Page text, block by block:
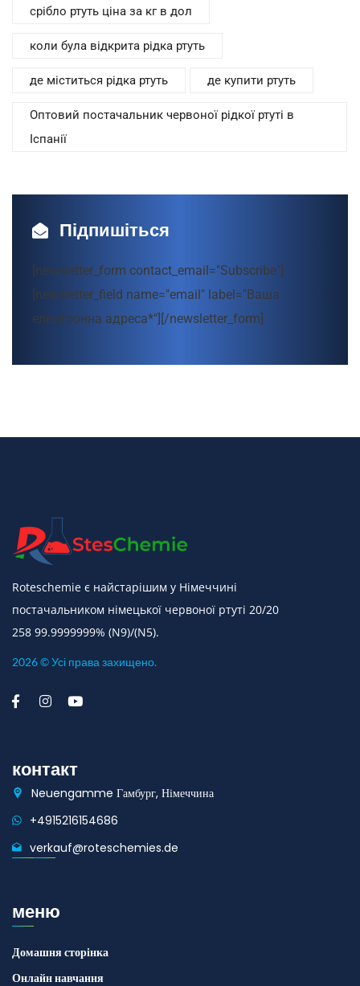
срібло ртуть ціна за кг в дол
коли була відкрита рідка ртуть
де міститься рідка ртуть де купити ртуть
Оптовий постачальник червоної рідкої ртуті в
Іспанії
Підпишіться
[newsletter_form contact_email="Subscribe"]
[newsletter_field name="email" label="Ваша
електронна адреса*"][/newsletter_form]
Roteschemie є найстарішим у Німеччині
постачальником німецької червоної ртуті 20/20
258 99.9999999% (N9)/(N5).
2026 © Усі права захищено.
контакт
Neuengamme Гамбург, Німеччина
+4915216154686
verkauf@roteschemies.de
меню
Домашня сторінка
Онлайн навчання